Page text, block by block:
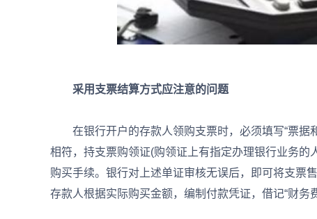
采用支票结算方式应注意的问题
在银行开户的存款人领购支票时，必须填写“票据
相符，持支票购领证(购领证上有指定办理银行业务
购买手续。银行对上述单证审核无误后，即可将支票
存款人根据实际购买金额，编制付款凭证，借记“财务